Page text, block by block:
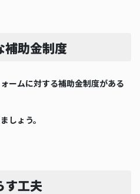
補助金制度
ームに対する補助金制度がある
しょう。
す工夫